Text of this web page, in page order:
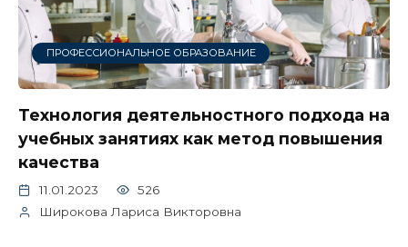
ПРОФЕССИОНАЛЬНОЕ ОБРАЗОВАНИЕ
Технология деятельностного подхода на
учебных занятиях как метод повышения
качества
11.01.2023
526
Широкова Лариса Викторовна